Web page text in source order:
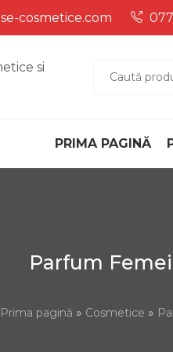
cosmetice.com
Magazin
după:
PRIMA PAGINĂ
Parfum
Prima pagină » Cosmetice »